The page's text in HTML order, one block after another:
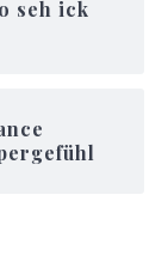
seh ick